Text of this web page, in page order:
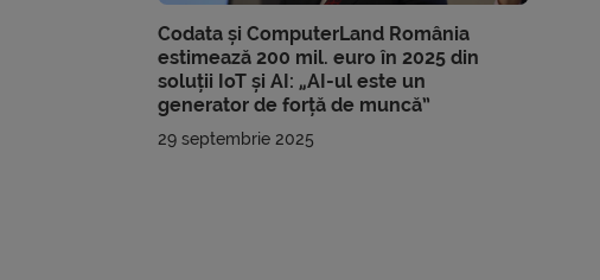
Codata și ComputerLand România
estimează 200 mil. euro în 2025 din
soluții IoT și AI: „AI-ul este un
generator de forță de muncă”
29 septembrie 2025